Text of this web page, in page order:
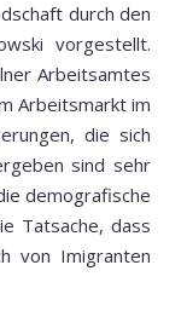
durch den
vorgestellt.
Arbeitsamtes
Arbeitsmarkt im
die sich
sind sehr
demografische
Tatsache, dass
von Imigranten